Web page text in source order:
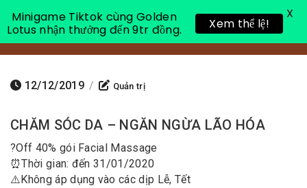
Toggle
12/12/2019 / Quản trị
CHĂM SÓC DA – NGĂN NGỪA LÃO HÓA
?Off 40% gói Facial Massage
⏰Thời gian: đến 31/01/2020
⚠️Không áp dụng vào các dịp Lễ, Tết
Minigame Tiktok cùng Golden
Lotus nhận thưởng đến 9tr đồng.
Xem thể lệ!
X